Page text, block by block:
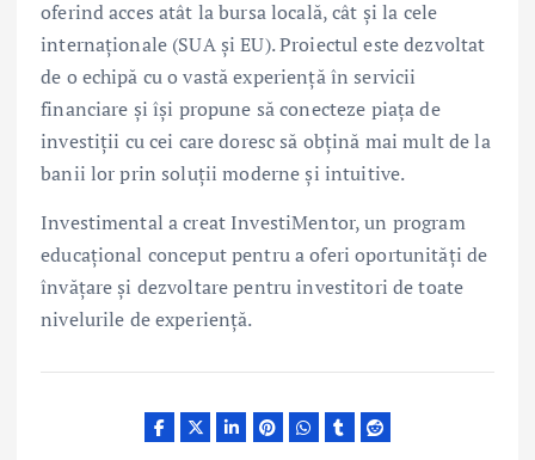
oferind acces atât la bursa locală, cât și la cele
internaționale (SUA și EU). Proiectul este dezvoltat
de o echipă cu o vastă experiență în servicii
financiare și își propune să conecteze piața de
investiții cu cei care doresc să obțină mai mult de la
banii lor prin soluții moderne și intuitive.
Investimental a creat InvestiMentor, un program
educațional conceput pentru a oferi oportunități de
învățare și dezvoltare pentru investitori de toate
nivelurile de experiență.